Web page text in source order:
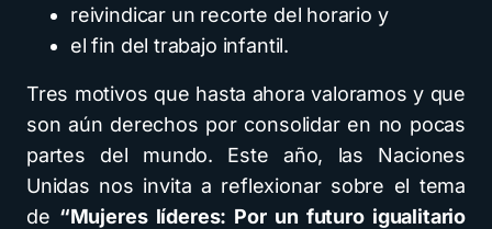
reivindicar un recorte del horario y
el fin del trabajo infantil.
Tres motivos que hasta ahora valoramos y que
son aún derechos por consolidar en no pocas
partes del mundo. Este año, las Naciones
Unidas nos invita a reflexionar sobre el tema
de “Mujeres líderes: Por un futuro igualitario